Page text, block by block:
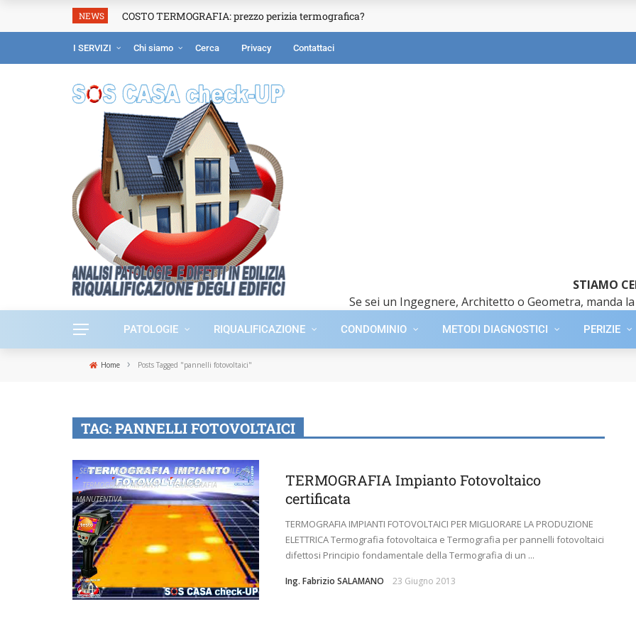
NEWS COSTO TERMOGRAFIA: prezzo perizia termografica?
I SERVIZI Chi siamo Cerca Privacy Contattaci
STIAMO
Se sei un Ingegnere, Architetto o Geometra, manda
PATOLOGIE RIQUALIFICAZIONE CONDOMINIO METODI DIAGNOSTICI PERIZIE
Home › Posts Tagged "pannelli fotovoltaici"
TAG:PANNELLI FOTOVOLTAICI
SERVIZI TERMOGRAFIA
TERMOGRAFIA EDILE
TERMOGRAFIA IMPIANTI
TERMOGRAFIA
MANUTENTIVA
TERMOGRAFIA Impianto Fotovoltaico
certificata
TERMOGRAFIA IMPIANTI FOTOVOLTAICI PER MIGLIORARE LA PRODUZIONE
ELETTRICA Termografia fotovoltaica e Termografia per pannelli fotovoltaici
difettosi Principio fondamentale della Termografia di un ...
Ing. Fabrizio SALAMANO 23 Giugno 2013